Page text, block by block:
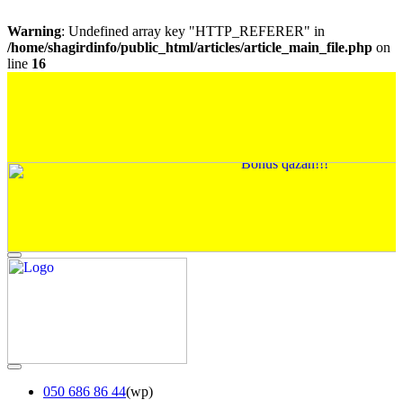
Warning: Undefined array key "HTTP_REFERER" in
/home/shagirdinfo/public_html/articles/article_main_file.php on
line 16
050 686 86 44(wp)